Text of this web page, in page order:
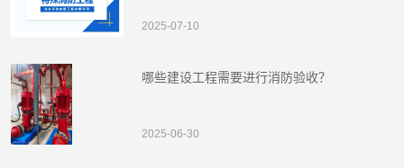
2025-07-10
哪些建设工程需要进行消防验收？
2025-06-30